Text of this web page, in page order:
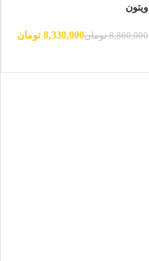
ویتون
8,860,000 تومان8,330,000 تومان